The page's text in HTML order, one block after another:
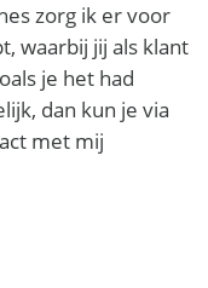
zorg ik er voor
waarbij jij als klant
je het had
dan kun je via
met mij